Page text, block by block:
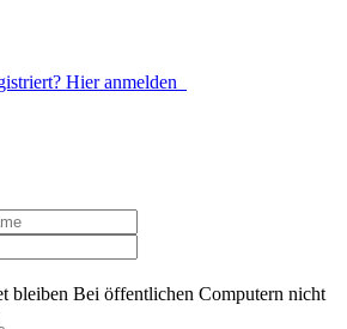
Hier anmelden
bleiben Bei öffentlichen Computern nicht